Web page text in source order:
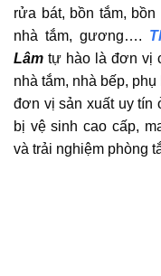
rửa bát, bồn tắm,
nhà tắm, gương….
Lâm tự hào là đơn vị
nhà tắm, nhà bếp,
đơn vị sản xuất uy tín
bị vệ sinh cao cấp,
và trải nghiệm phòng